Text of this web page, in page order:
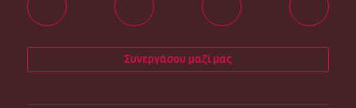
Συνεργάσου μαζί μας